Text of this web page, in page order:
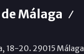
Málaga
18-20. 29015 Málaga